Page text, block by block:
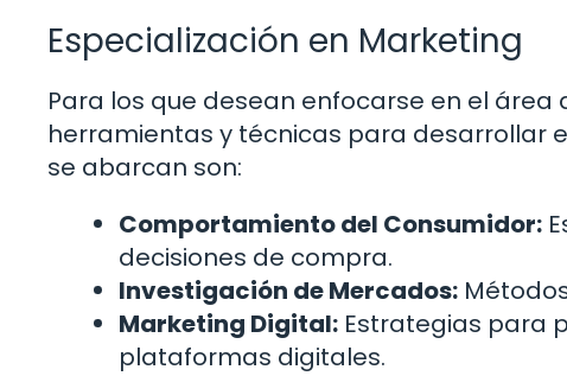
Especialización en Marketing
Para los que desean enfocarse en el
herramientas y técnicas para desarrollar
se abarcan son:
Comportamiento del Consumidor:
decisiones de compra.
Investigación de Mercados:
Marketing Digital: Estrategias para
plataformas digitales.